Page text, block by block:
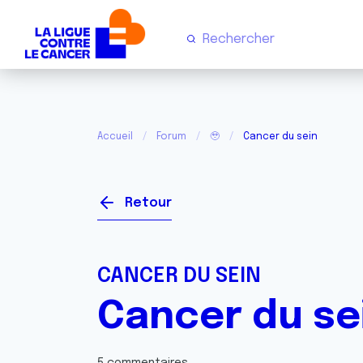
Accueil Forum 🥹 Cancer du sein
Retour
CANCER DU SEIN
Cancer du